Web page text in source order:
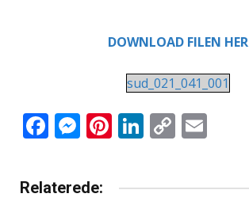
DOWNLOAD FILEN HER
sud_021_041_001
Facebook
Messenger
Pinterest
LinkedIn
Copy
Relaterede: